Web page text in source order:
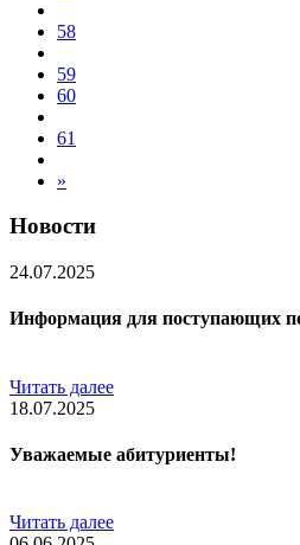
58
59
60
61
»
Новости
24.07.2025
Информация для поступающих
Читать далее
18.07.2025
Уважаемые абитуриенты!
Читать далее